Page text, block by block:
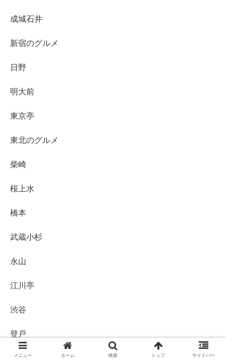
成城石井
新宿のグルメ
日野
明大前
東京亭
東北のグルメ
柴崎
桜上水
橋本
武蔵小杉
永山
江川亭
渋谷
登戸
百草園
メニュー ホーム 検索 トップ サイドバー